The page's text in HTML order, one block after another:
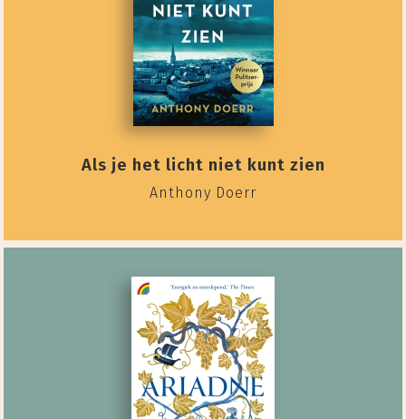
Als je het licht niet kunt zien
Anthony Doerr